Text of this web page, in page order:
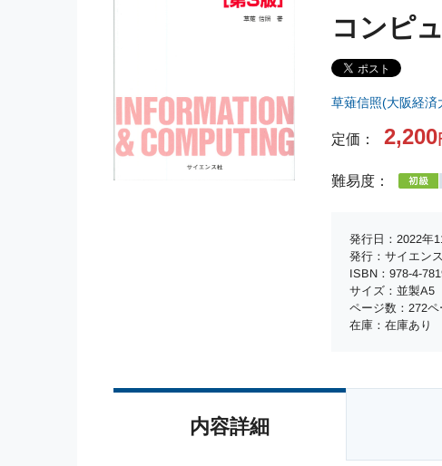
コンピ
草薙信照(大阪経
定価： 2,200
難易度：
発行日：2022年
発行：サイエン
ISBN：978-4-
サイズ：並製A5
ページ数：272ペ
在庫：在庫あり
内容詳細